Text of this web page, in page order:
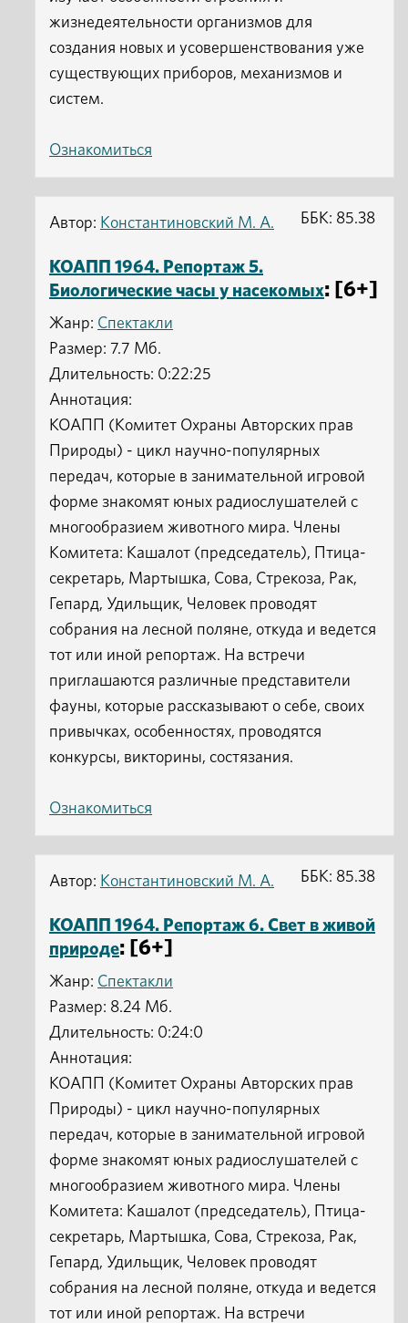
жизнедеятельности организмов для
создания новых и усовершенствования уже
существующих приборов, механизмов и
систем.
Ознакомиться
Автор: Константиновский М. А.
КОАПП 1964. Репортаж 5.
Биологические часы у насекомых: [6+]
Жанр: Спектакли
ББК: 85.38
Размер: 7.7 Мб.
Длительность: 0:22:25
Аннотация:
КОАПП (Комитет Охраны Авторских прав
Природы) - цикл научно-популярных
передач, которые в занимательной игровой
форме знакомят юных радиослушателей с
многообразием животного мира. Члены
Комитета: Кашалот (председатель), Птица-
секретарь, Мартышка, Сова, Стрекоза, Рак,
Гепард, Удильщик, Человек проводят
собрания на лесной поляне, откуда и ведется
тот или иной репортаж. На встречи
приглашаются различные представители
фауны, которые рассказывают о себе, своих
привычках, особенностях, проводятся
конкурсы, викторины, состязания.
Ознакомиться
Автор: Константиновский М. А.
КОАПП 1964. Репортаж 6. Свет в живой
природе: [6+]
Жанр: Спектакли
ББК: 85.38
Размер: 8.24 Мб.
Длительность: 0:24:0
Аннотация:
КОАПП (Комитет Охраны Авторских прав
Природы) - цикл научно-популярных
передач, которые в занимательной игровой
форме знакомят юных радиослушателей с
многообразием животного мира. Члены
Комитета: Кашалот (председатель), Птица-
секретарь, Мартышка, Сова, Стрекоза, Рак,
Гепард, Удильщик, Человек проводят
собрания на лесной поляне, откуда и ведется
тот или иной репортаж. На встречи